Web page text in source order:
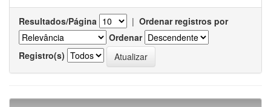
Resultados/Página | Ordenar registros por
Ordenar
Registro(s)